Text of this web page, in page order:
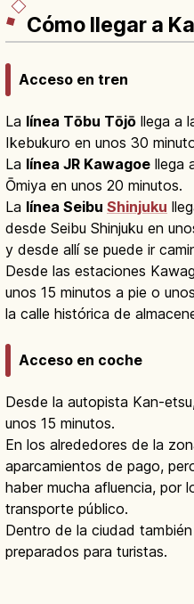
Cómo llegar a
Acceso en tren
La línea Tōbu Tōjō llega a
Ikebukuro en unos 30
La línea JR Kawagoe llega
Ōmiya en unos 20 minutos.
La línea Seibu Shinjuku
desde Seibu Shinjuku en
y desde allí se puede ir
Desde las estaciones
unos 15 minutos a pie o
la calle histórica de
Acceso en coche
Desde la autopista Kan-
unos 15 minutos.
En los alrededores de la
aparcamientos de pago,
haber mucha afluencia, por
transporte público.
Dentro de la ciudad
preparados para turistas.